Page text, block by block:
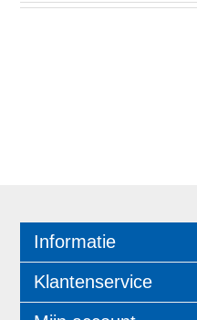
Informatie
Klantenservice